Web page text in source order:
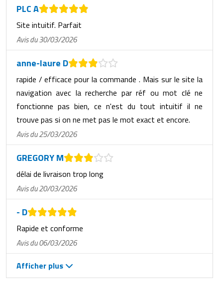
PLC A
Site intuitif. Parfait
Avis du 30/03/2026
anne-laure D
rapide / efficace pour la commande . Mais sur le site la
navigation avec la recherche par réf ou mot clé ne
fonctionne pas bien, ce n'est du tout intuitif il ne
trouve pas si on ne met pas le mot exact et encore.
Avis du 25/03/2026
GREGORY M
délai de livraison trop long
Avis du 20/03/2026
- D
Rapide et conforme
Avis du 06/03/2026
Afficher plus